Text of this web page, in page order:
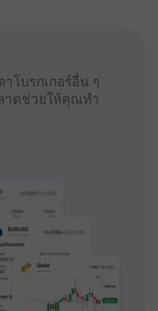
โบรกเกอร์อื่น ๆ
าดช่วยให้คุณทำ